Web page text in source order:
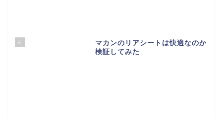
6
マカンのリアシートは快適なのか
検証してみた